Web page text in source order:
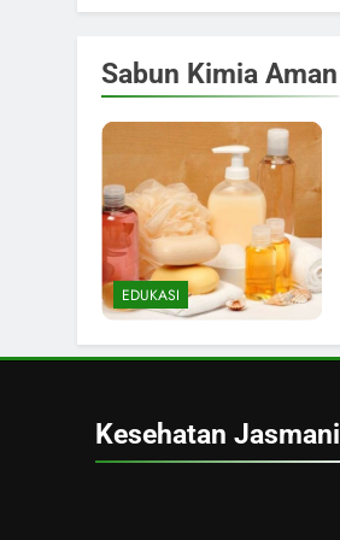
Sabun Kimia Aman
EDUKASI
Kesehatan Jasmani